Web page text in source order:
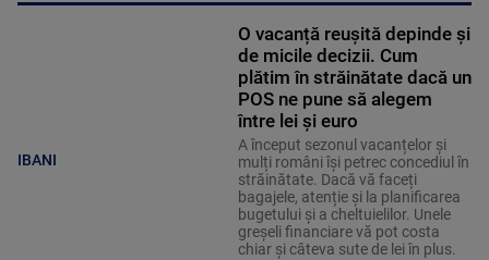
IBANI
O vacanță reușită depinde și
de micile decizii. Cum
plătim în străinătate dacă un
POS ne pune să alegem
între lei și euro
A început sezonul vacanțelor și
mulți români își petrec concediul în
străinătate. Dacă vă faceți
bagajele, atenție și la planificarea
bugetului și a cheltuielilor. Unele
greșeli financiare vă pot costa
chiar și câteva sute de lei în plus.